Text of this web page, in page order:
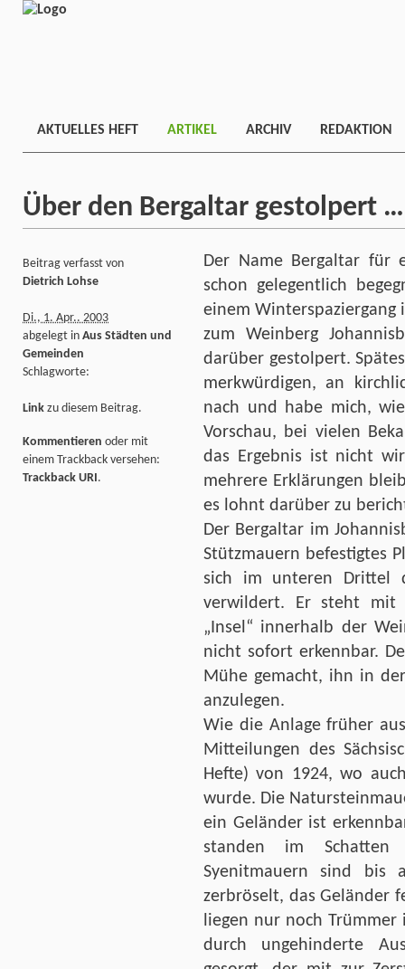
AKTUELLES HEFT ARTIKEL ARCHIV REDAKTION
Über den Bergaltar gestolpert …
Der Name Bergaltar für
schon gelegentlich
einem Winterspaziergang
zum Weinberg
darüber gestolpert.
merkwürdigen, an
nach und habe mich,
Vorschau, bei vielen
das Ergebnis ist nicht
mehrere Erklärungen
es lohnt darüber zu
Der Bergaltar im
Stützmauern befestigtes
sich im unteren Drittel
verwildert. Er steht mit
„Insel“ innerhalb der
nicht sofort erkennbar.
Mühe gemacht, ihn in
anzulegen.
Wie die Anlage früher
Mitteilungen des
Hefte) von 1924, wo
wurde. Die
ein Geländer ist
standen im
Syenitmauern sind bis
zerbröselt, das Geländer
liegen nur noch
durch ungehinderte
Beitrag verfasst von
Dietrich Lohse
Di., 1. Apr.. 2003
abgelegt in Aus Städten und
Gemeinden
Schlagworte:
Link zu diesem Beitrag.
Kommentieren oder mit
einem Trackback versehen:
Trackback URI.